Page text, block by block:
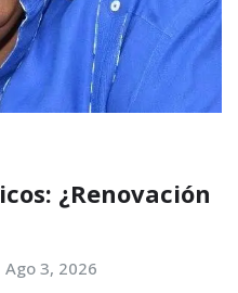
¿Renovación
Ago 3, 2026